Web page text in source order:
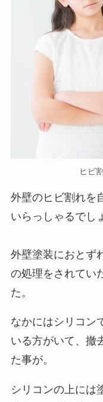
ヒビ
外壁のヒビ割れを
いらっしゃるでし
外壁塗装におとず
の処理をされてい
た。
なかにはシリコン
いる方がいて、撤
た事が。
シリコンの上には